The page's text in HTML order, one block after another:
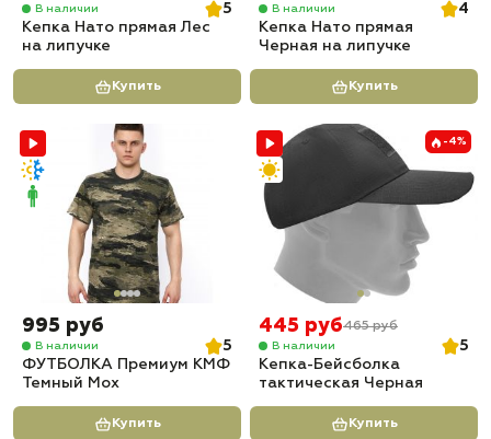
В наличии
5
Кепка Нато прямая Лес
на липучке
Купить
В наличии
4
Кепка Нато прямая
Черная на липучке
Купить
995 руб
В наличии
5
ФУТБОЛКА Премиум КМФ
Темный Мох
Купить
-4%
445 руб465 руб
В наличии
5
Кепка-Бейсболка
тактическая Черная
Купить